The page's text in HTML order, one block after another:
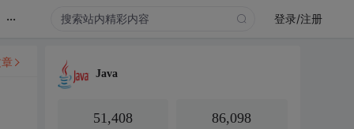
... 登录/注册
Java
51,408 86,098